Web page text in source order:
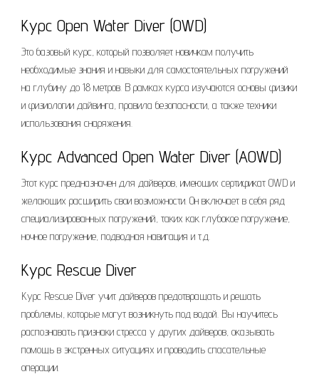
Курс Open Water Diver (OWD)
Это базовый курс, который позволяет новичкам получить
необходимые знания и навыки для самостоятельных погружений
на глубину до 18 метров. В рамках курса изучаются основы физики
и физиологии дайвинга, правила безопасности, а также техники
использования снаряжения.
Курс Advanced Open Water Diver (AOWD)
Этот курс предназначен для дайверов, имеющих сертификат OWD и
желающих расширить свои возможности. Он включает в себя ряд
специализированных погружений, таких как глубокое погружение,
ночное погружение, подводная навигация и т.д.
Курс Rescue Diver
Курс Rescue Diver учит дайверов предотвращать и решать
проблемы, которые могут возникнуть под водой. Вы научитесь
распознавать признаки стресса у других дайверов, оказывать
помощь в экстренных ситуациях и проводить спасательные
операции.